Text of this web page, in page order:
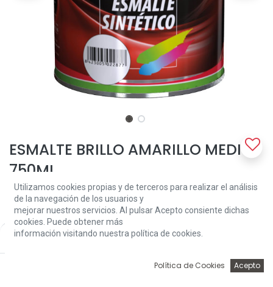
Price:
Add to Cart
ESMALTE BRILLO AMARILLO MEDIO
750ML
Es un esmalte sintético de alto brillo y gran poder de cubrición,
formulado con resinas alquídicas especiales y pigmentos de
contrastada resistencia y estabilidad a la luz, que proporciona
niveles de acabado de la máxima calidad.
se recomienda aplicar capas finas y respetar los tiempos de
secado y repintado con el fin de obtener las mejores y máximas
Utilizamos cookies propias y de terceros para realizar el análisis
de la navegación de los usuarios y
mejorar nuestros servicios. Al pulsar Acepto consiente dichas
cookies. Puede obtener más
información visitando nuestra política de cookies.
Política de Cookies Acepto